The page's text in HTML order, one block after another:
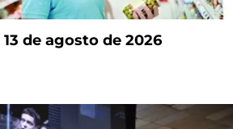
de agosto de 2026